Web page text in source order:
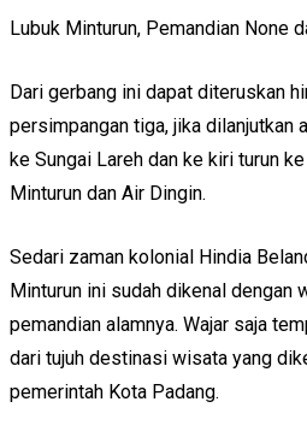
Lubuk Minturun, Pemandian None
Dari gerbang ini dapat diteruskan
persimpangan tiga, jika dilanjutkan
ke Sungai Lareh dan ke kiri turun
Minturun dan Air Dingin.
Sedari zaman kolonial Hindia
Minturun ini sudah dikenal dengan
pemandian alamnya. Wajar saja
dari tujuh destinasi wisata yang
pemerintah Kota Padang.